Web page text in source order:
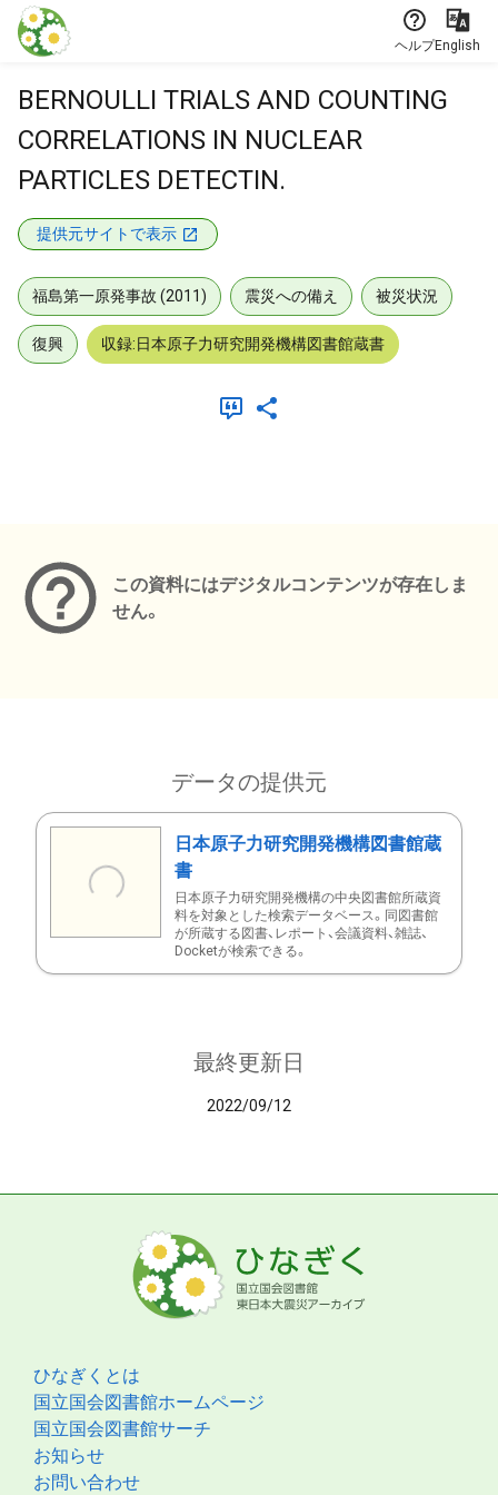
本文に飛ぶ
ヘルプEnglish
BERNOULLI TRIALS AND COUNTING
CORRELATIONS IN NUCLEAR
PARTICLES DETECTIN.
提供元サイトで表示
福島第一原発事故 (2011) 震災への備え 被災状況
復興 収録:日本原子力研究開発機構図書館蔵書
この資料にはデジタルコンテンツが存在しま
せん。
データの提供元
日本原子力研究開発機構図書館蔵
書
日本原子力研究開発機構の中央図書館所蔵資
料を対象とした検索データベース。同図書館
が所蔵する図書、レポート、会議資料、雑誌、
Docketが検索できる。
最終更新日
2022/09/12
ひなぎくとは
国立国会図書館ホームページ
国立国会図書館サーチ
お知らせ
お問い合わせ